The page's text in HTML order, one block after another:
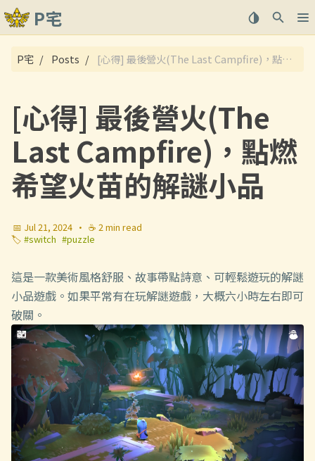
P宅
關於
P宅 Posts [心得] 最後營火(The Last Campfire)，點燃希望火苗的解謎小品
[心得] 最後營火(The
Last Campfire)，點燃
希望火苗的解謎小品
📅 Jul 21, 2024 · ☕ 2 min read
🏷️ #switch #puzzle
這是一款美術風格舒服、故事帶點詩意、可輕鬆遊玩的解謎
小品遊戲。如果平常有在玩解謎遊戲，大概六小時左右即可
破關。